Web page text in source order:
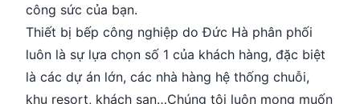
công sức của bạn.
Thiết bị bếp công nghiệp do Đức Hà phân phối
luôn là sự lựa chọn số 1 của khách hàng, đặc biệt
là các dự án lớn, các nhà hàng hệ thống chuỗi,
khu resort, khách sạn…Chúng tôi luôn mong muốn